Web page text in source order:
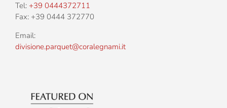
Tel: +39 0444372711
Fax: +39 0444 372770
Email:
divisione.parquet@coralegnami.it